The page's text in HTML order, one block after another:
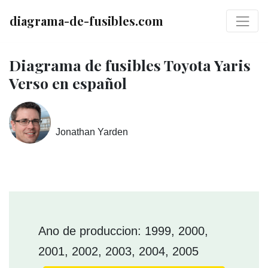
diagrama-de-fusibles.com
Diagrama de fusibles Toyota Yaris
Verso en español
Jonathan Yarden
Ano de produccion: 1999, 2000,
2001, 2002, 2003, 2004, 2005